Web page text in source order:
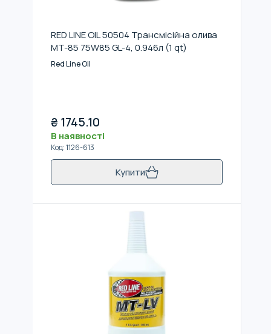
RED LINE OIL 50504 Трансмісійна олива
MT-85 75W85 GL-4, 0.946л (1 qt)
Red Line Oil
₴ 1745.10
В наявності
Код:1126-613
Купити